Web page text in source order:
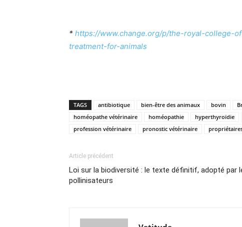
* https://www.change.org/p/the-royal-college-
treatment-for-animals
TAGS antibiotique bien-être des animaux bovin
homéopathe vétérinaire
homéopathie hyperthyroïdie
profession vétérinaire
pronostic vétérinaire
Article précédent
Loi sur la biodiversité : le texte définitif, adopté par
pollinisateurs